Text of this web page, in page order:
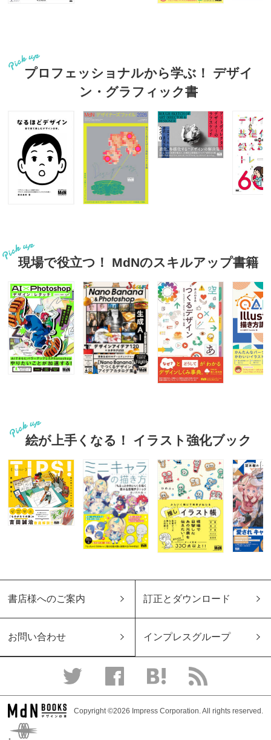
プロフェッショナルから学ぶ！ デザイ
ン・グラフィック書
現場で役立つ！ MdNのスキルアップ書籍
絵が上手くなる！ イラスト強化ブック
書店様へのご案内 訂正とダウンロード
お問い合わせ インプレスグループ
Copyright ©2026 Impress Corporation. All rights reserved.